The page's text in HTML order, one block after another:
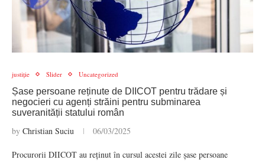
justiție Slider Uncategorized
Șase persoane reținute de DIICOT pentru trădare și
negocieri cu agenți străini pentru subminarea
suveranității statului român
by Christian Suciu 06/03/2025
Procurorii DIICOT au reținut în cursul acestei zile șase persoane